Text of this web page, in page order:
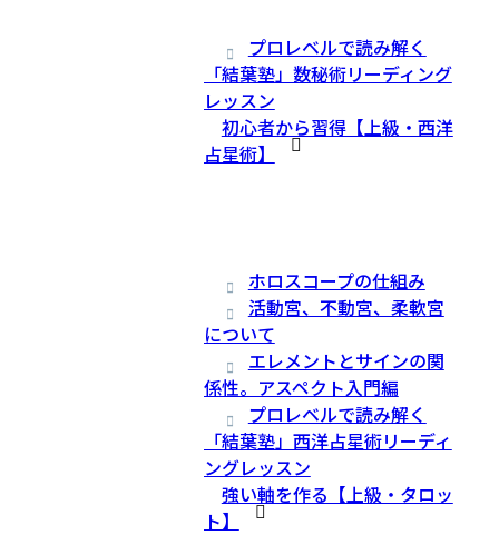
プロレベルで読み解く
「結葉塾」数秘術リーディング
レッスン
初心者から習得【上級・西洋
占星術】
ホロスコープの仕組み
活動宮、不動宮、柔軟宮
について
エレメントとサインの関
係性。アスペクト入門編
プロレベルで読み解く
「結葉塾」西洋占星術リーディ
ングレッスン
強い軸を作る【上級・タロッ
ト】